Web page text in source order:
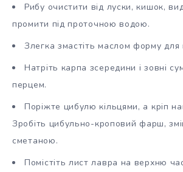
Рибу очистити від луски, кишок,
промити під проточною водою.
Злегка змастіть маслом форму для
Натріть карпа зсередини і зовні
перцем.
Поріжте цибулю кільцями, а кріп
Зробіть цибульно-кроповий фарш,
сметаною.
Помістіть лист лавра на верхню